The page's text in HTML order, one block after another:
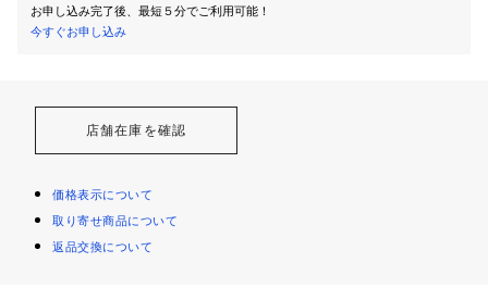
お申し込み完了後、最短５分でご利用可能！
今すぐお申し込み
店舗在庫を確認
価格表示について
取り寄せ商品について
返品交換について